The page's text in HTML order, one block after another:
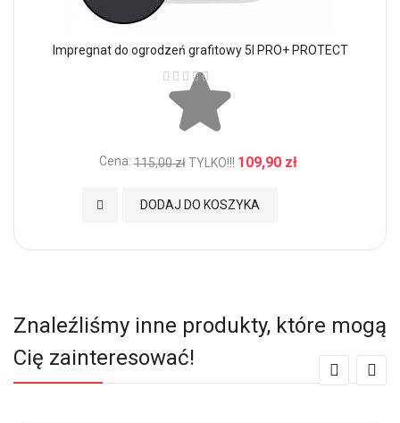
Impregnat do ogrodzeń grafitowy 5l PRO+ PROTECT
Ocena:
Cena: 115,00 zł TYLKO!!! 109,90 zł
DODAJ DO KOSZYKA
Dodaj do Ulubionych
Znaleźliśmy inne produkty, które mogą
Cię zainteresować!